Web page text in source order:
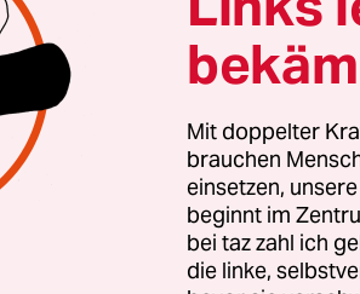
Melanie Garanin,
Ihre Motivation:
zum Sprechen über
keine professionelle
nicht. Weil es so
erst kennen- und lieben
das wegen eines
Mit doppelter
brauchen
einsetzen,
beginnt im
bei taz zahl ich
die linke,